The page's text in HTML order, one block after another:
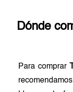
Dónde
Para comprar